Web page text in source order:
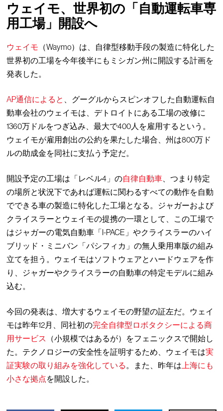
ウェイモ、世界初の「自動運転車専
用工場」開設へ
ウェイモ （Waymo）は、自律型移動手段の製造に特化した
世界初の工場を今年後半にもミシガン州に開設する計画を
発表した。
AP通信によると
、グーグルからスピンオフした自動運転自
動車会社のウェイモは、デトロイトにある工場の改修に
1360万ドルをつぎ込み、最大で400人を雇用するという。
ウェイモが雇用創出の公約を果たした場合、州は800万ド
ルの助成金を同社に支払う予定だ。
開設予定の工場は「レベル4」の自律自動車 、つまり特定
の場所と状況下であれば運転に関わるすべての動作を自動
でできる車の製造に特化した工場となる。ジャガーおよび
クライスラーとウェイモの提携の一環として、この工場で
はジャガーの電気自動車「I-PACE」やクライスラーのハイ
ブリッド・ミニバン「パシフィカ」の無人乗用車版の組み
立てを担う。ウェイモはソフトウェアとハードウェアを作
り、ジャガーやクライスラーの自動車の特定モデルに組み
込む。
今回の発表は、増大するウェイモの野望の証左だ。ウェイ
モは昨年12月、同社初の完全自律型ロボタクシーによる商
用サービス
（小規模ではあるが）をフェニックスで開始し
た。テクノロジーの安全性を証明するため、ウェイモは実
証実験の取り組みを強化している 。また、昨年は 上海にも
小さな拠点を開設した。